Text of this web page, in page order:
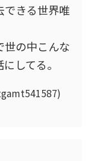
できる世界唯
世の中こんな
してる。